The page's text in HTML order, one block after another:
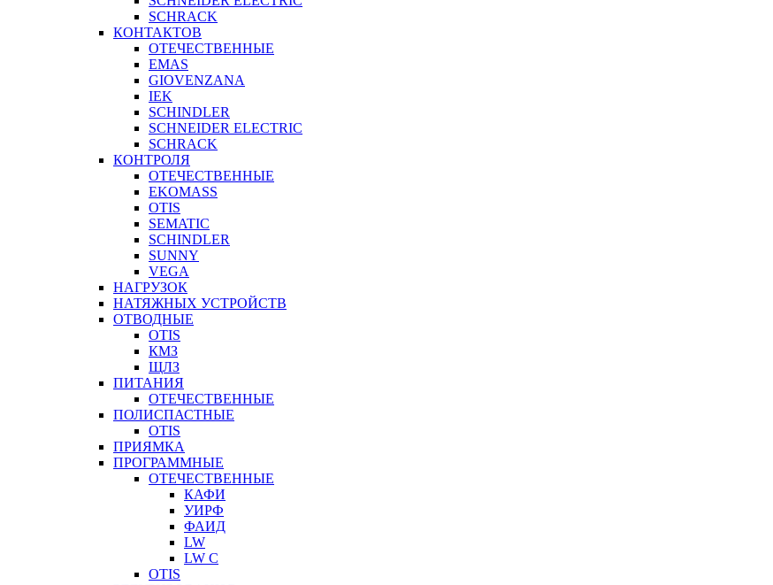
SCHRACK
КОНТАКТОВ
ОТЕЧЕСТВЕННЫЕ
EMAS
GIOVENZANA
IEK
SCHINDLER
SCHNEIDER ELECTRIC
SCHRACK
КОНТРОЛЯ
ОТЕЧЕСТВЕННЫЕ
EKOMASS
OTIS
SEMATIC
SCHINDLER
SUNNY
VEGA
НАГРУЗОК
НАТЯЖНЫХ УСТРОЙСТВ
ОТВОДНЫЕ
OTIS
КМЗ
ЩЛЗ
ПИТАНИЯ
ОТЕЧЕСТВЕННЫЕ
ПОЛИСПАСТНЫЕ
OTIS
ПРИЯМКА
ПРОГРАММНЫЕ
ОТЕЧЕСТВЕННЫЕ
КАФИ
УИРФ
ФАИД
LW
LW C
OTIS